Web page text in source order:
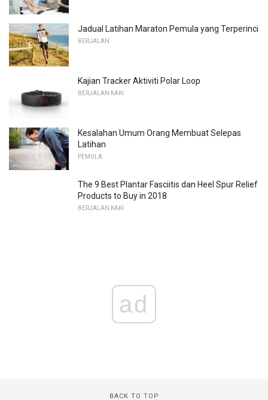
Jadual Latihan Maraton Pemula yang Terperinci
BERJALAN
Kajian Tracker Aktiviti Polar Loop
BERJALAN KAKI
Kesalahan Umum Orang Membuat Selepas
Latihan
PEMULA
The 9 Best Plantar Fasciitis dan Heel Spur Relief
Products to Buy in 2018
BERJALAN KAKI
ad
BACK TO TOP